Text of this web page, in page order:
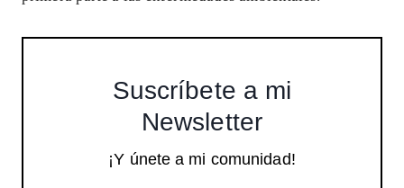
Suscríbete a mi
Newsletter
¡Y únete a mi comunidad!